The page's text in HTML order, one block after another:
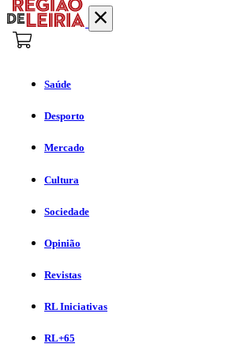
Saúde
Desporto
Mercado
Cultura
Sociedade
Opinião
Revistas
RL Iniciativas
RL+65